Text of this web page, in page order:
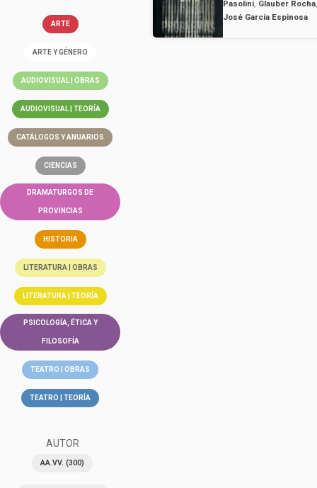
ARTE
ARTE Y GÉNERO
AUDIOVISUAL | OBRAS
AUDIOVISUAL | TEORÍA
CATÁLOGOS Y ANUARIOS
CIENCIAS
DRAMATURGOS DE
PROVINCIAS
HISTORIA
LITERATURA | OBRAS
LITERATURA | TEORÍA
PSICOLOGÍA, ÉTICA Y
FILOSOFÍA
TEATRO | OBRAS
TEATRO | TEORÍA
AUTOR
AA.VV. (300)
Pasolini, Glauber Rocha
José García Espinosa